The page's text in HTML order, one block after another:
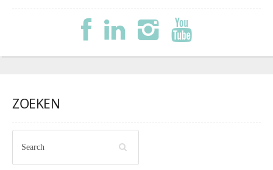
ZOEKEN